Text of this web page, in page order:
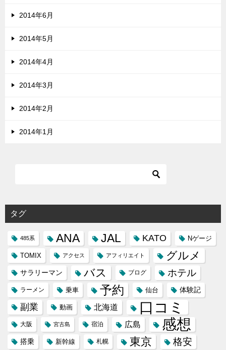
2014年6月
2014年5月
2014年4月
2014年3月
2014年2月
2014年1月
タグ
485系 ANA JAL KATO Nゲージ
TOMIX アクセス アフィリエイト グルメ
サラリーマン バス ブログ ホテル
ラーメン 乗車 予約 仙台 体験記
副業 動画 北海道 口コミ
大阪 宮古島 宿泊 広島 感想
搭乗 新幹線 札幌 東京 格安